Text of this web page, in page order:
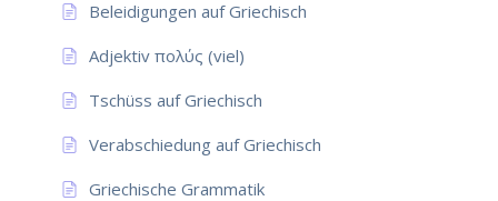
Beleidigungen auf Griechisch
Adjektiv πολύς (viel)
Tschüss auf Griechisch
Verabschiedung auf Griechisch
Griechische Grammatik